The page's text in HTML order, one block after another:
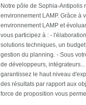
Notre pôle de Sophia-Antipolis
environnement LAMP. Grâce à
environnement LAMP et
vous participez à : -
solutions techniques, un
gestion du planning. - Sous
de développeurs,
garantissez le haut niveau
des résultats par rapport aux
force de proposition vous